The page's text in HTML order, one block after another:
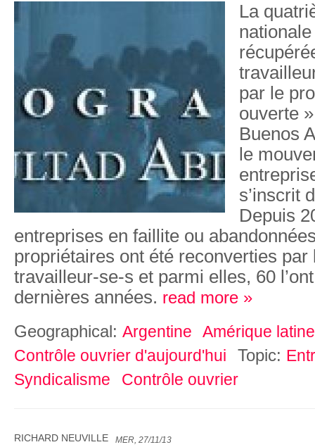
La
par le
ouverte
Buenos
le
s’inscrit
Depuis
entreprises en faillite ou
propriétaires ont été reconverties
travailleur-se-s et parmi elles, 60
dernières années. read more »
Geographical: Argentine
Amérique latine
Contrôle ouvrier d'aujourd'hui
Topic:
Syndicalisme
Contrôle ouvrier
RICHARD NEUVILLE MER, 27/11/13